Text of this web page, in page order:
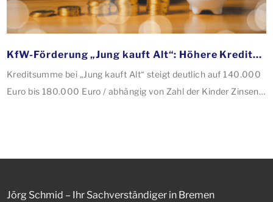
KfW-Förderung „Jung kauft Alt“: Höhere Kredite ab August 2026
Kreditsumme bei „Jung kauft Alt“ steigt deutlich auf 140.000
Euro bis 180.000 Euro / abhängig von Zahl der Kinder Zinsen
energetischer Sanierung binnen 54 Monaten nach
Jörg Schmid – Ihr Sachverständiger in Bremen